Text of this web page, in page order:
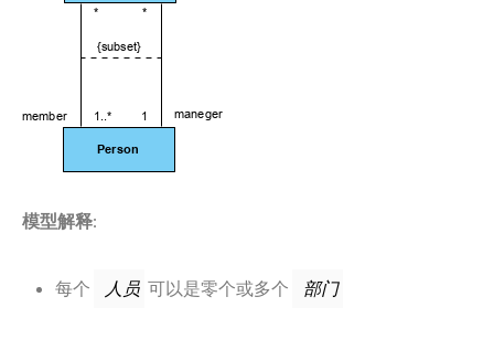
模型解释:
每个 人员 可以是零个或多个 部门